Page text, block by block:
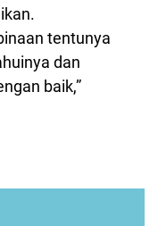
tentunya
dan
baik,”